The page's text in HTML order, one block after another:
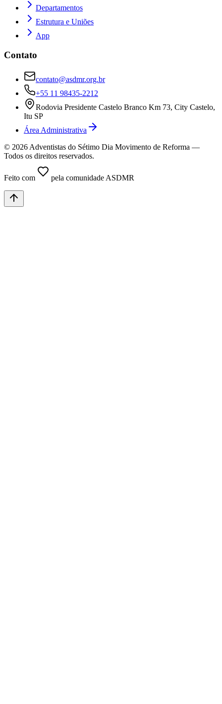
Departamentos
Estrutura e Uniões
App
Contato
contato@asdmr.org.br
+55 11 98435-2212
Rodovia Presidente Castelo Branco Km 73, City Castelo,
Itu SP
Área Administrativa
© 2026 Adventistas do Sétimo Dia Movimento de Reforma —
Todos os direitos reservados.
Feito com pela comunidade ASDMR